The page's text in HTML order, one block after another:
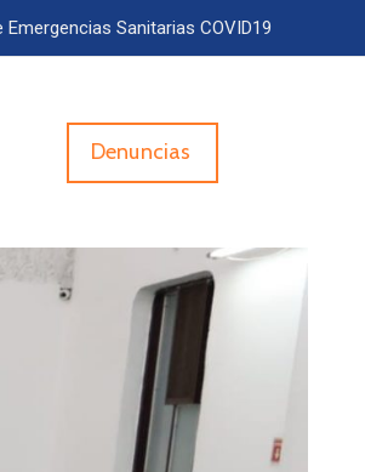
Emergencias Sanitarias COVID19
Denuncias